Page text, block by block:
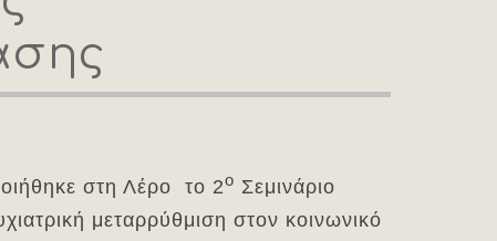
στη Λέρο το 2ο Σεμινάριο
μεταρρύθμιση στον κοινωνικό